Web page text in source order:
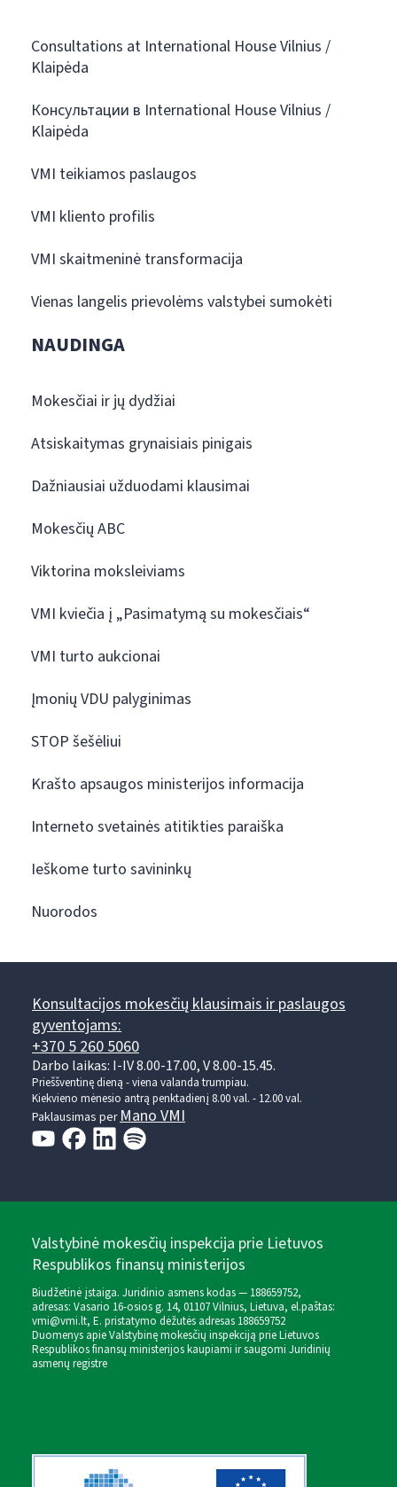
Consultations at International House Vilnius /
Klaipėda
Консультации в International House Vilnius /
Klaipėda
VMI teikiamos paslaugos
VMI kliento profilis
VMI skaitmeninė transformacija
Vienas langelis prievolėms valstybei sumokėti
NAUDINGA
Mokesčiai ir jų dydžiai
Atsiskaitymas grynaisiais pinigais
Dažniausiai užduodami klausimai
Mokesčių ABC
Viktorina moksleiviams
VMI kviečia į „Pasimatymą su mokesčiais“
VMI turto aukcionai
Įmonių VDU palyginimas
STOP šešėliui
Krašto apsaugos ministerijos informacija
Interneto svetainės atitikties paraiška
Ieškome turto savininkų
Nuorodos
Konsultacijos mokesčių klausimais ir paslaugos
gyventojams:
+370 5 260 5060
Darbo laikas: I-IV 8.00-17.00, V 8.00-15.45.
Prieššventinę dieną - viena valanda trumpiau.
Kiekvieno mėnesio antrą penktadienį 8.00 val. - 12.00 val.
Paklausimas perMano VMI
Valstybinė mokesčių inspekcija prie Lietuvos
Respublikos finansų ministerijos
Biudžetinė įstaiga. Juridinio asmens kodas — 188659752,
adresas: Vasario 16-osios g. 14, 01107 Vilnius, Lietuva, el.paštas:
vmi@vmi.lt, E. pristatymo dėžutės adresas 188659752
Duomenys apie Valstybinę mokesčių inspekciją prie Lietuvos
Respublikos finansų ministerijos kaupiami ir saugomi Juridinių
asmenų registre